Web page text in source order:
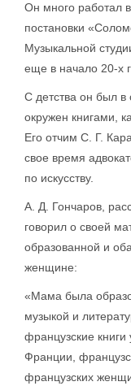
Он много работал
постановки
Музыкальной
еще в начало 20-х
С детства он был
окружен книгами,
Его отчим С. Г.
свое время
по искусству.
А. Д. Гончаров,
говорил о своей
образованной и
женщине:
«Мама была
музыкой и
французские книги
Франции,
французских